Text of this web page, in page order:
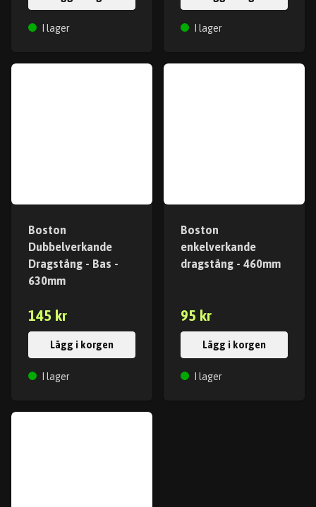
I lager I lager
Boston
Dubbelverkande
Dragstång - Bas -
630mm
145 kr
Lägg i korgen
I lager
Boston
enkelverkande
dragstång - 460mm
95 kr
Lägg i korgen
I lager